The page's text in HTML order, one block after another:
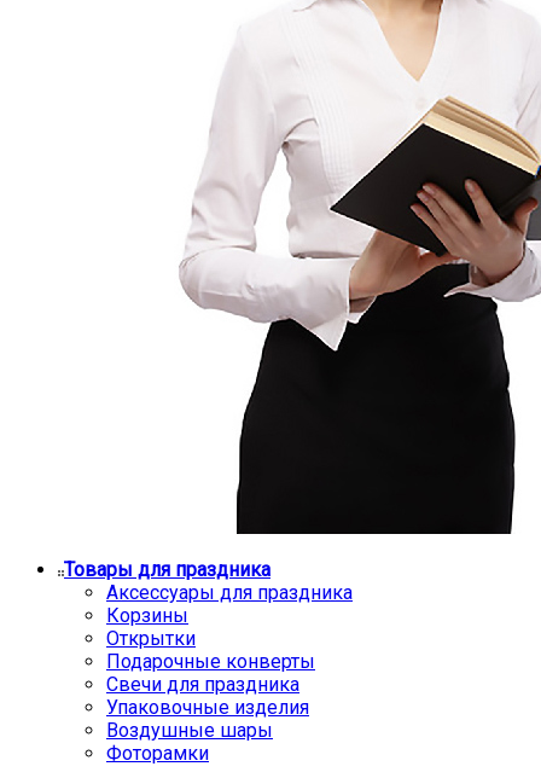
Товары для праздника
Аксессуары для праздника
Корзины
Открытки
Подарочные конверты
Свечи для праздника
Упаковочные изделия
Воздушные шары
Фоторамки